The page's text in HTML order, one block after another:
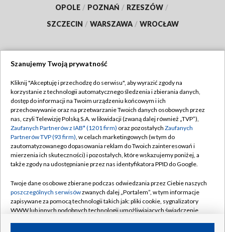
OPOLE / POZNAŃ / RZESZÓW /
SZCZECIN / WARSZAWA / WROCŁAW
TVP
Abonament TVP
Emisja w TVP
Centrum informacji TVP
Naziemna Telewizja Cyfrowa
Rada Programowa
System NOS
Informacje o nadawcy
Regulamin TVP
Polityka prywatności
Moje zgody
Pomoc
Kontakt
Kanały
Szanujemy Twoją prywatność
Kliknij "Akceptuję i przechodzę do serwisu", aby wyrazić zgody na
korzystanie z technologii automatycznego śledzenia i zbierania danych,
dostęp do informacji na Twoim urządzeniu końcowym i ich
przechowywanie oraz na przetwarzanie Twoich danych osobowych przez
nas, czyli Telewizję Polską S.A. w likwidacji (zwaną dalej również „TVP”),
Zaufanych Partnerów z IAB* (1201 firm) oraz pozostałych Zaufanych
Partnerów TVP (93 firm), w celach marketingowych (w tym do
zautomatyzowanego dopasowania reklam do Twoich zainteresowań i
mierzenia ich skuteczności) i pozostałych, które wskazujemy poniżej, a
także zgody na udostępnianie przez nas identyfikatora PPID do Google.
Twoje dane osobowe zbierane podczas odwiedzania przez Ciebie naszych
poszczególnych serwisówzwanych dalej „Portalem”, w tym informacje
zapisywane za pomocą technologii takich jak: pliki cookie, sygnalizatory
WWW lub innych podobnych technologii umożliwiających świadczenie